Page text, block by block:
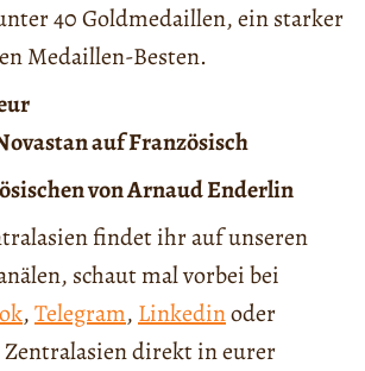
40 Goldmedaillen, ein starker
Medaillen-Besten.
auf Französisch
von Arnaud Enderlin
findet ihr auf unseren
schaut mal vorbei bei
,Telegram, Linkedinoder
Zentralasien direkt in eurer